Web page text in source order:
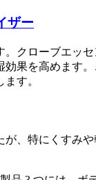
ザー
クローブエッ
果を高めます
す。
、特にくすみ